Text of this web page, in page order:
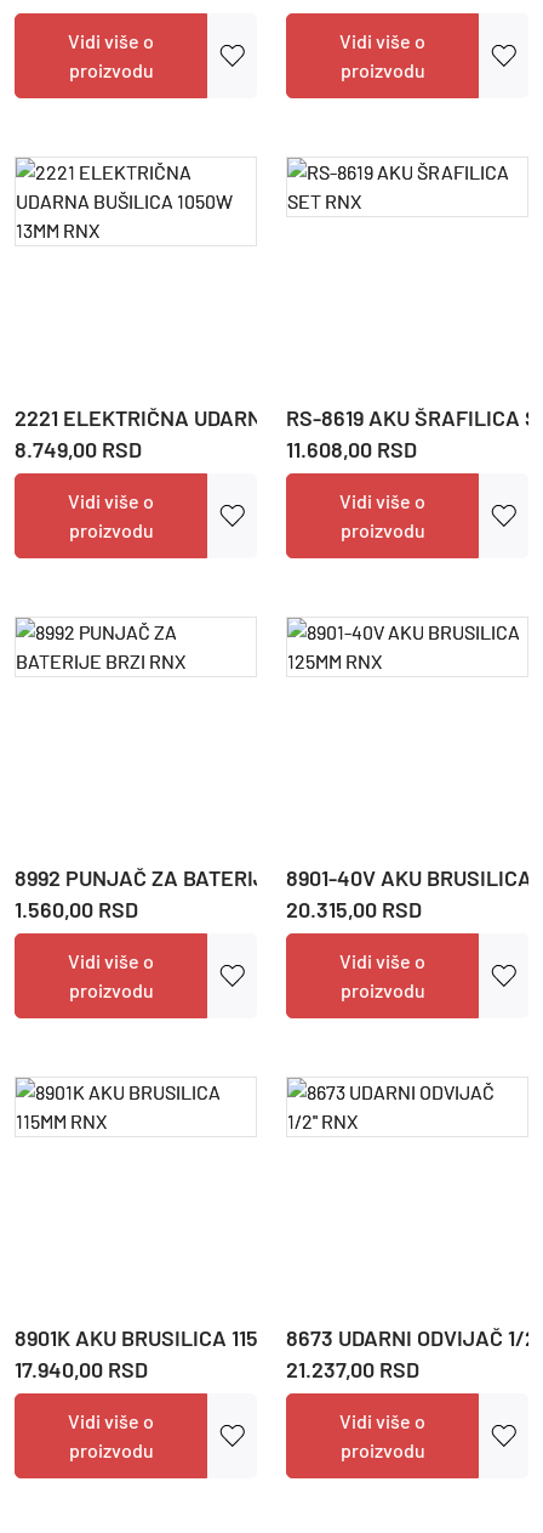
Vidi više o
proizvodu
Vidi više o
proizvodu
2221 ELEKTRIČNA UDARNA BUŠILICA 1050W 13MM RNX
8.749,00 RSD
Vidi više o
proizvodu
RS-8619 AKU ŠRAFILICA
11.608,00 RSD
Vidi više o
proizvodu
8992 PUNJAČ ZA BATERIJE BRZI RNX
1.560,00 RSD
Vidi više o
proizvodu
8901-40V AKU BRUSILICA
20.315,00 RSD
Vidi više o
proizvodu
8901K AKU BRUSILICA 115MM RNX
17.940,00 RSD
Vidi više o
proizvodu
8673 UDARNI ODVIJAČ 1/
21.237,00 RSD
Vidi više o
proizvodu